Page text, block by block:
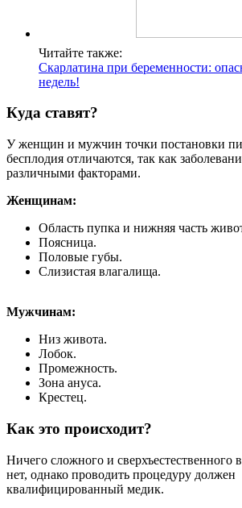
Читайте также:
Скарлатина при беременности:
недель!
Куда ставят?
У женщин и мужчин точки постановки
бесплодия отличаются, так как
различными факторами.
Женщинам:
Область пупка и нижняя часть
Поясница.
Половые губы.
Слизистая влагалища.
Мужчинам:
Низ живота.
Лобок.
Промежность.
Зона ануса.
Крестец.
Как это происходит?
Ничего сложного и сверхъестественного
нет, однако проводить процедуру должен
квалифицированный медик.